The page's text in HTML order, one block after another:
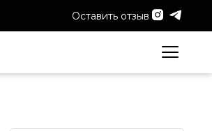
Оставить отзыв